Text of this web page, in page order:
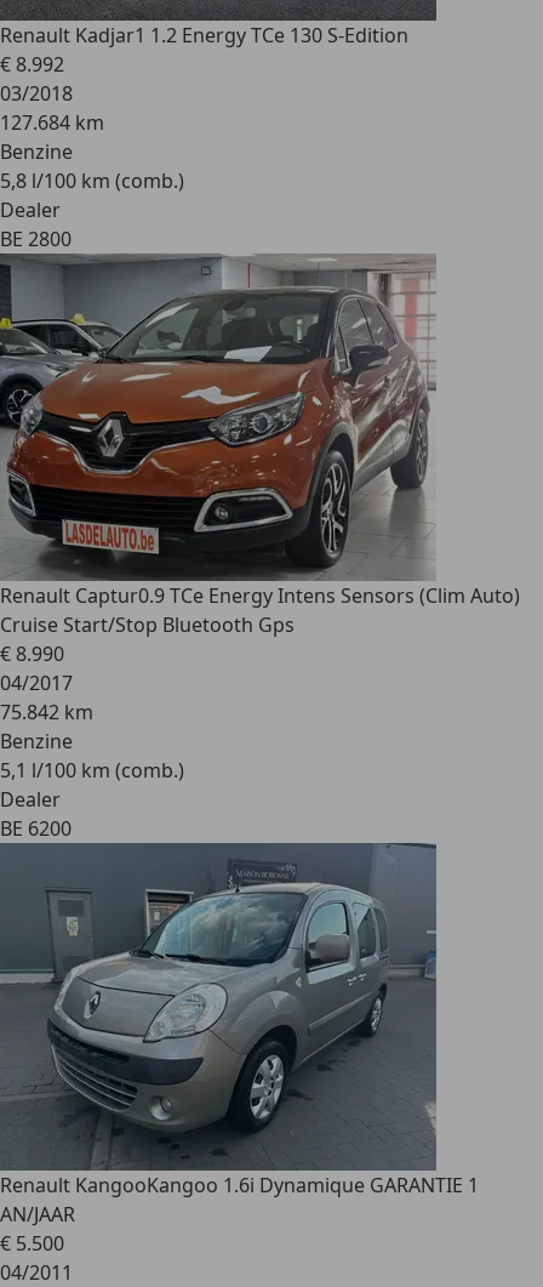
Renault Kadjar1 1.2 Energy TCe 130 S-Edition
€ 8.992
03/2018
127.684 km
Benzine
5,8 l/100 km (comb.)
Dealer
BE 2800
Renault Captur0.9 TCe Energy Intens Sensors (Clim Auto)
Cruise Start/Stop Bluetooth Gps
€ 8.990
04/2017
75.842 km
Benzine
5,1 l/100 km (comb.)
Dealer
BE 6200
Renault KangooKangoo 1.6i Dynamique GARANTIE 1
AN/JAAR
€ 5.500
04/2011